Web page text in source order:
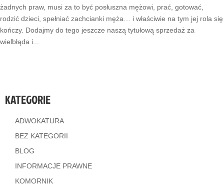
żadnych praw, musi za to być posłuszna mężowi, prać, gotować,
rodzić dzieci, spełniać zachcianki męża… i właściwie na tym jej rola się
kończy. Dodajmy do tego jeszcze naszą tytułową sprzedaż za
wielbłąda i...
KATEGORIE
ADWOKATURA
BEZ KATEGORII
BLOG
INFORMACJE PRAWNE
KOMORNIK